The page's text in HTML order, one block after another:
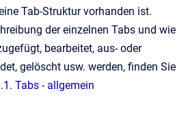
Tab-Struktur vorhanden ist.
der einzelnen Tabs und wie
bearbeitet, aus- oder
gelöscht usw. werden, finden Sie
Tabs - allgemein